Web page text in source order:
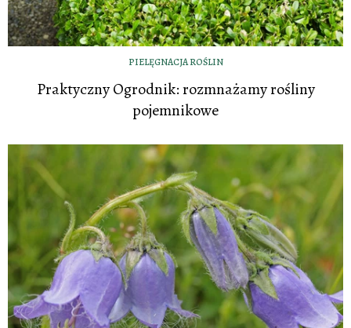
PIELĘGNACJA ROŚLIN
Praktyczny Ogrodnik: rozmnażamy rośliny
pojemnikowe